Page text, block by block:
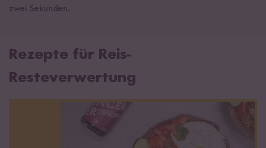
zwei Sekunden.
Rezepte für Reis-
Resteverwertung